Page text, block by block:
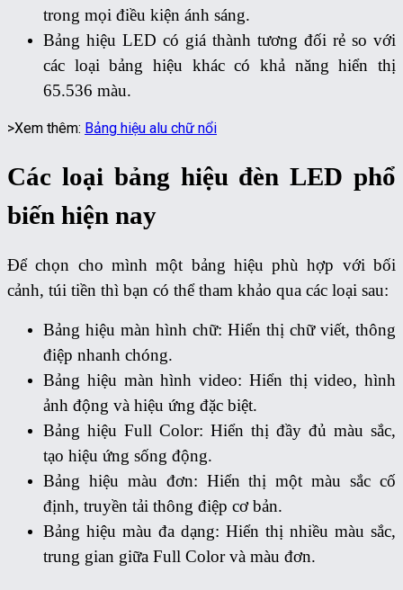
trong mọi điều kiện ánh sáng.
Bảng hiệu LED có giá thành tương đối rẻ so với
các loại bảng hiệu khác có khả năng hiển thị
65.536 màu.
>Xem thêm: Bảng hiệu alu chữ nổi
Các loại bảng hiệu đèn LED phổ
biến hiện nay
Để chọn cho mình một bảng hiệu phù hợp với bối
cảnh, túi tiền thì bạn có thể tham khảo qua các loại sau:
Bảng hiệu màn hình chữ: Hiển thị chữ viết, thông
điệp nhanh chóng.
Bảng hiệu màn hình video: Hiển thị video, hình
ảnh động và hiệu ứng đặc biệt.
Bảng hiệu Full Color: Hiển thị đầy đủ màu sắc,
tạo hiệu ứng sống động.
Bảng hiệu màu đơn: Hiển thị một màu sắc cố
định, truyền tải thông điệp cơ bản.
Bảng hiệu màu đa dạng: Hiển thị nhiều màu sắc,
trung gian giữa Full Color và màu đơn.